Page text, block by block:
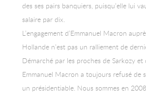
des ses pairs banquiers, puisqu’elle lui
salaire par dix.
L’engagement d’Emmanuel Macron
Hollande n’est pas un ralliement de
Démarché par les proches de Sarkozy et
Emmanuel Macron a toujours refusé de
un présidentiable. Nous sommes en